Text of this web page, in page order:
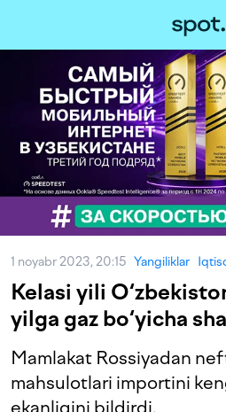
1 noyabr 2023, 20:15 Yangiliklar
Kelasi yili
yilga gaz bo‘yicha
Mamlakat Rossiyadan
mahsulotlari importini
ekanligini bildirdi.